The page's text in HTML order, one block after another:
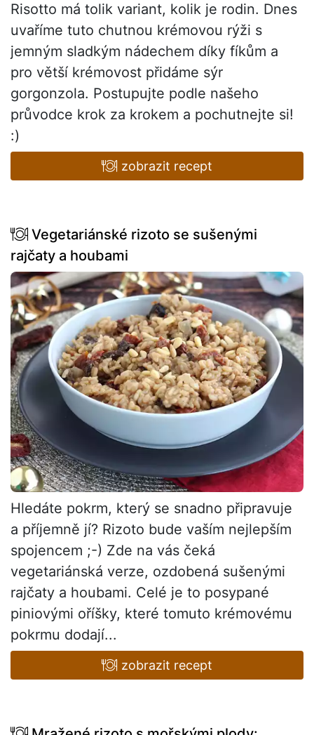
Risotto má tolik variant, kolik je rodin. Dnes
uvaříme tuto chutnou krémovou rýži s
jemným sladkým nádechem díky fíkům a
pro větší krémovost přidáme sýr
gorgonzola. Postupujte podle našeho
průvodce krok za krokem a pochutnejte si!
:)
zobrazit recept
Vegetariánské rizoto se sušenými
rajčaty a houbami
Hledáte pokrm, který se snadno připravuje
a příjemně jí? Rizoto bude vaším nejlepším
spojencem ;-) Zde na vás čeká
vegetariánská verze, ozdobená sušenými
rajčaty a houbami. Celé je to posypané
piniovými oříšky, které tomuto krémovému
pokrmu dodají...
zobrazit recept